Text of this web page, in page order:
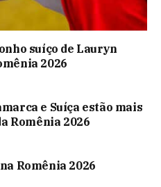
suíço de Lauryn
2026
e Suíça estão mais
Romênia 2026
Romênia 2026